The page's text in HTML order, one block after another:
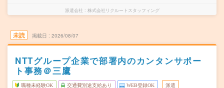
派遣会社 株式会社リクルートスタッフィング
未読 掲載日 2026/08/07
NTTグループ企業で部署内のカンタンサポー
ト事務＠三鷹
職種未経験OK 交通費別途支給あり WEB登録OK 派遣